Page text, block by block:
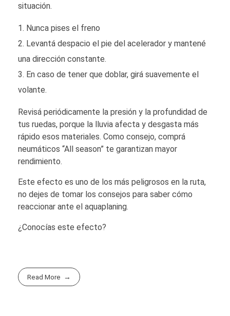
situación.
Nunca pises el freno
Levantá despacio el pie del acelerador y mantené
una dirección constante.
En caso de tener que doblar, girá suavemente el
volante.
Revisá periódicamente la presión y la profundidad de
tus ruedas, porque la lluvia afecta y desgasta más
rápido esos materiales. Como consejo, comprá
neumáticos “All season” te garantizan mayor
rendimiento.
Este efecto es uno de los más peligrosos en la ruta,
no dejes de tomar los consejos para saber cómo
reaccionar ante el aquaplaning.
¿Conocías este efecto?
Read More